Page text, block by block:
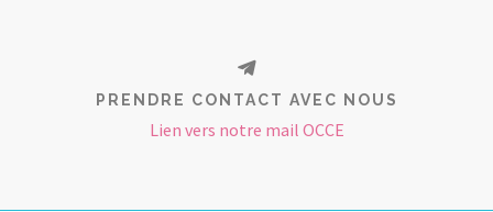
PRENDRE CONTACT AVEC NOUS
Lien vers notre mail OCCE